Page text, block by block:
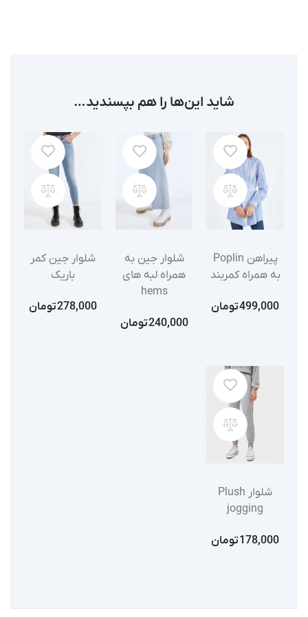
شاید این‌ها را هم بپسندید…
پیراهن Poplin
به همراه کمربند
499,000تومان
شلوار جین به
همراه لبه های
hems
240,000تومان
شلوار جین کمر
باریک
278,000تومان
شلوار Plush
jogging
178,000تومان